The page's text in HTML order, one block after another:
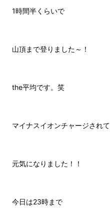
1時間半くらいで
山頂まで登りました～！
the平均です。笑
マイナスイオンチャージされて
元気になりました！！
今日は23時まで